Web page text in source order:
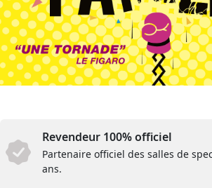
Revendeur 100% officiel
Partenaire officiel des salles de
ans.